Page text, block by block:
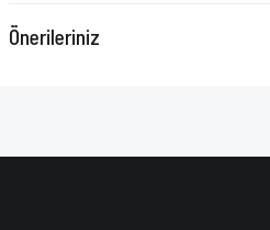
Önerileriniz